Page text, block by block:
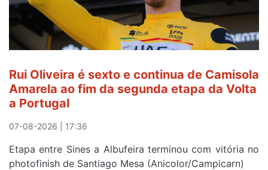
Oliveira
após
quinto
lugar
Beja
e
Elvas
Rui Oliveira é sexto e continua de Camisola
Amarela ao fim da segunda etapa da Volta
a Portugal
07-08-2026 | 17:36
Etapa entre Sines a Albufeira terminou com vitória no
photofinish de Santiago Mesa (Anicolor/Campicarn)